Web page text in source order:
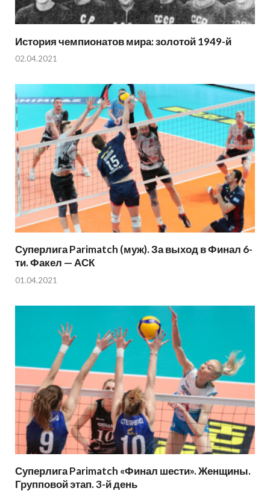
История чемпионатов мира: золотой 1949-й
02.04.2021
Суперлига Parimatch (муж). За выход в Финал 6-
ти. Факел — АСК
01.04.2021
Суперлига Parimatch «Финал шести». Женщины.
Групповой этап. 3-й день